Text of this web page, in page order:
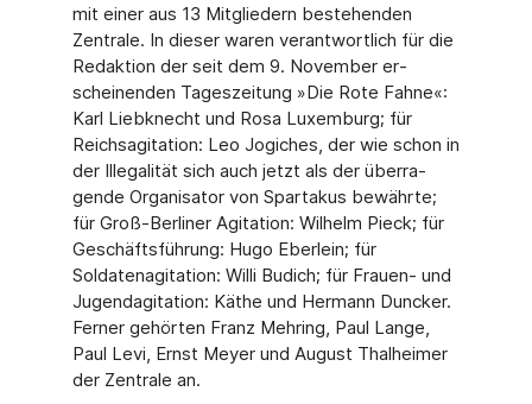
mit einer aus 13 Mitgliedern bestehenden
Zentrale. In dieser waren verantwortlich für die
Redaktion der seit dem 9. November er­
scheinenden Tageszeitung »Die Rote Fahne«:
Karl Liebknecht und Rosa Luxemburg; für
Reichsagitation: Leo Jogiches, der wie schon in
der Illegalität sich auch jetzt als der überra­
gende Organisator von Spartakus bewährte;
für Groß-Berliner Agitation: Wilhelm Pieck; für
Geschäftsführung: Hugo Eberlein; für
Soldatenagitation: Willi Budich; für Frauen- und
Ju­gendagitation: Käthe und Hermann Duncker.
Ferner gehörten Franz Mehring, Paul Lange,
Paul Levi, Ernst Meyer und August Thalheimer
der Zentrale an.